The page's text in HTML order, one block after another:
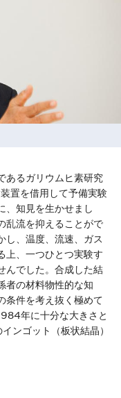
あるガリウムヒ素研究
置を借用して予備実験
、知見を生かせまし
乱流を抑えることがで
し、温度、流速、ガス
上、一つひとつ実験す
んでした。合成した結
者の材料物性的な知
条件を考え抜く極めて
年に十分な大きさと
ンゴット（板状結晶）